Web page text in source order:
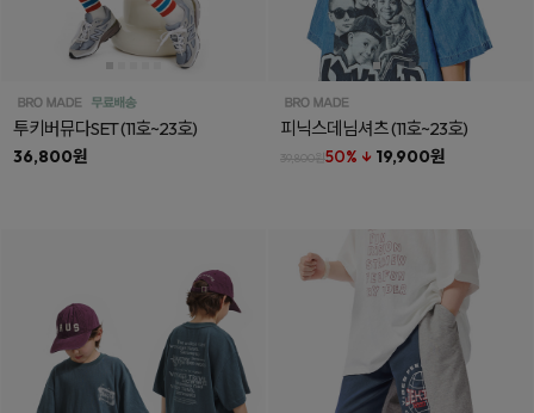
투키버뮤다SET(11호~23호)
36,800원
피닉스데님셔츠(11호~23호)
39,800원50% ↓ 19,900원